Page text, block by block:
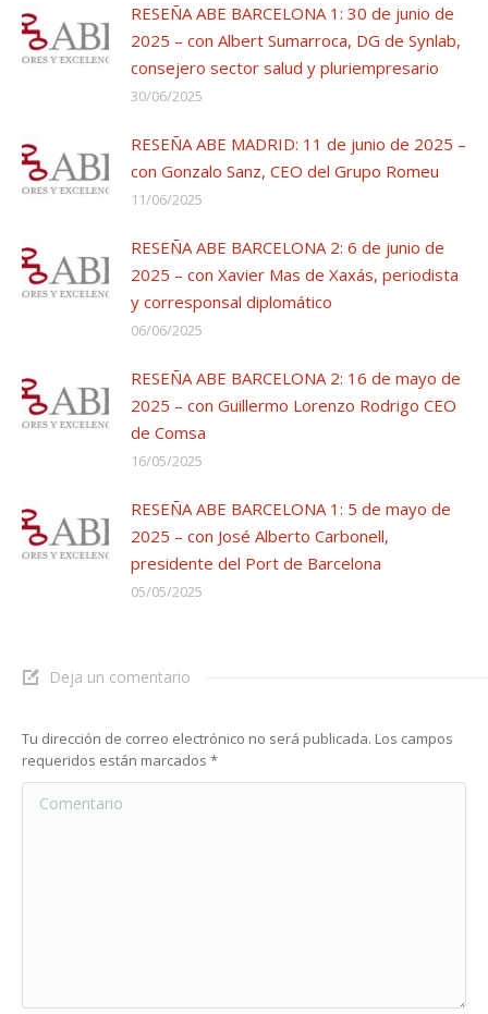
RESEÑA ABE BARCELONA 1: 30 de junio de
2025 – con Albert Sumarroca, DG de Synlab,
consejero sector salud y pluriempresario
30/06/2025
RESEÑA ABE MADRID: 11 de junio de 2025 –
con Gonzalo Sanz, CEO del Grupo Romeu
11/06/2025
RESEÑA ABE BARCELONA 2: 6 de junio de
2025 – con Xavier Mas de Xaxás, periodista
y corresponsal diplomático
06/06/2025
RESEÑA ABE BARCELONA 2: 16 de mayo de
2025 – con Guillermo Lorenzo Rodrigo CEO
de Comsa
16/05/2025
RESEÑA ABE BARCELONA 1: 5 de mayo de
2025 – con José Alberto Carbonell,
presidente del Port de Barcelona
05/05/2025
Deja un comentario
Tu dirección de correo electrónico no será publicada. Los campos
requeridos están marcados *
Comentario